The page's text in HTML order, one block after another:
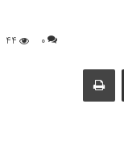
0
44
اشتراک گذاری با ایمیل چاپ